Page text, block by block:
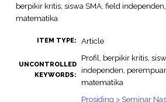
berpikir kritis, siswa SMA, field
matematika
ITEM TYPE: Article
UNCONTROLLED
KEYWORDS:
Profil, berpikir kritis,
independen,
matematika
Prosiding > Seminar